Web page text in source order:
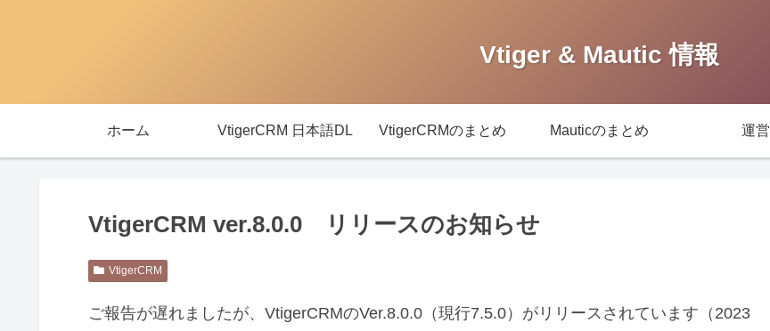
Vtiger & Mautic 情報
ホーム VtigerCRM 日本語DL VtigerCRMのまとめ Mauticのまとめ 運営
VtigerCRM ver.8.0.0 リリースのお知らせ
VtigerCRM
ご報告が遅れましたが、VtigerCRMのVer.8.0.0（現行7.5.0）がリリースされています（2023